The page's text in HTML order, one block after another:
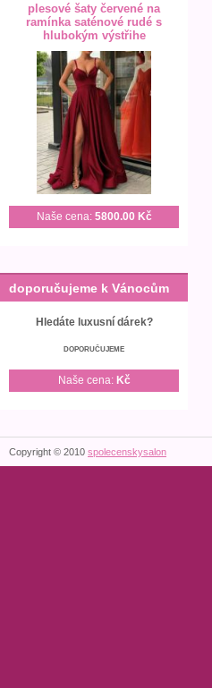
plesové šaty červené na
ramínka saténové rudé s
hlubokým výstřihe
Naše cena: 5800.00 Kč
doporučujeme k Vánocům
Hledáte luxusní dárek?
DOPORUČUJEME
Naše cena: Kč
Copyright © 2010 spolecenskysalon